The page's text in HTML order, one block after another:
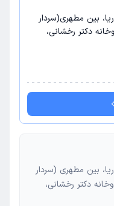
بین مطهری(سردار
نبش داروخانه دکتر رخشانی،
بین مطهری (سردار
128، نبش داروخانه دکتر رخشانی،